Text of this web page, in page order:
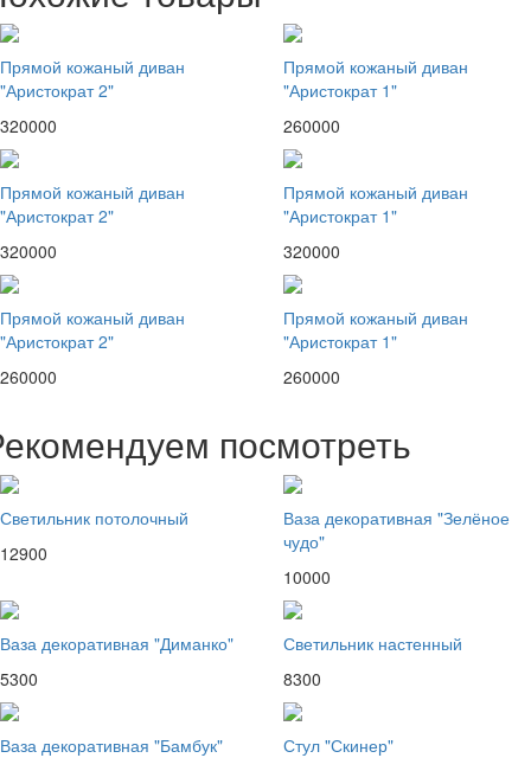
Прямой кожаный диван
"Аристократ 2"
320000
Прямой кожаный диван
"Аристократ 1"
260000
Прямой кожаный диван
"Аристократ 2"
320000
Прямой кожаный диван
"Аристократ 1"
320000
Прямой кожаный диван
"Аристократ 2"
260000
Прямой кожаный диван
"Аристократ 1"
260000
посмотреть
Светильник потолочный
12900
Ваза декоративная "Зелёное
чудо"
10000
Ваза декоративная "Диманко"
5300
Светильник настенный
8300
Ваза декоративная "Бамбук"
Стул "Скинер"